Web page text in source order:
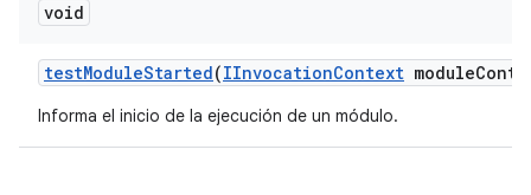
void
testModuleStarted(IInvocationContext module
Informa el inicio de la ejecución de un módulo.